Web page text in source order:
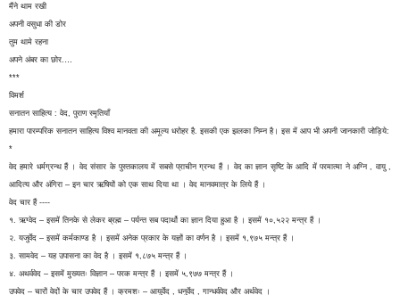
मैंने थाम रखी
अपनी वसुधा की डोर
तुम थामे रहना
अपने अंबर का छोर.…
***
विमर्श
सनातन साहित्य : वेद, पुराण स्मृतियाँ
हमारा पारम्परिक सनातन साहित्य विश्व मानवता की अमूल्य धरोहर है. इसकी एक झलका निम्न है। इस में आप भी अपनी जानकारी जोड़िये:
*
वेद हमारे धर्मग्रन्थ हैं । वेद संसार के पुस्तकालय में सबसे प्राचीन ग्रन्थ हैं । वेद का ज्ञान सृष्टि के आदि में परमात्मा ने अग्नि , वायु ,
आदित्य और अंगिरा – इन चार ऋषियों को एक साथ दिया था । वेद मानवमात्र के लिये हैं ।
वेद चार हैं ----
१. ऋग्वेद – इसमें तिनके से लेकर ब्रह्म – पर्यन्त सब पदार्थो का ज्ञान दिया हुआ है । इसमें १०,५२२ मन्त्र हैं ।
२. यजुर्वेद – इसमें कर्मकाण्ड है । इसमें अनेक प्रकार के यज्ञों का वर्णन है । इसमें १,९७५ मन्त्र हैं ।
३. सामवेद – यह उपासना का वेद है । इसमें १,८७५ मन्त्र हैं ।
४. अथर्ववेद – इसमें मुख्यतः विज्ञान – परक मन्त्र हैं । इसमें ५,९७७ मन्त्र हैं ।
उपवेद – चारों वेदों के चार उपवेद हैं । क्रमशः – आयुर्वेद , धनुर्वेद , गान्धर्ववेद और अर्थवेद ।